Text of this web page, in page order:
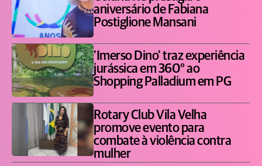
aniversário de Fabiana
Postiglione Mansani
'Imerso Dino' traz experiência
jurássica em 360° ao
Shopping Palladium em PG
Rotary Club Vila Velha
promove evento para
combate à violência contra
mulher